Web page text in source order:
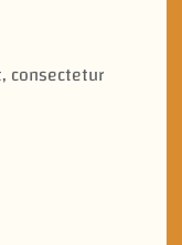
consectetur